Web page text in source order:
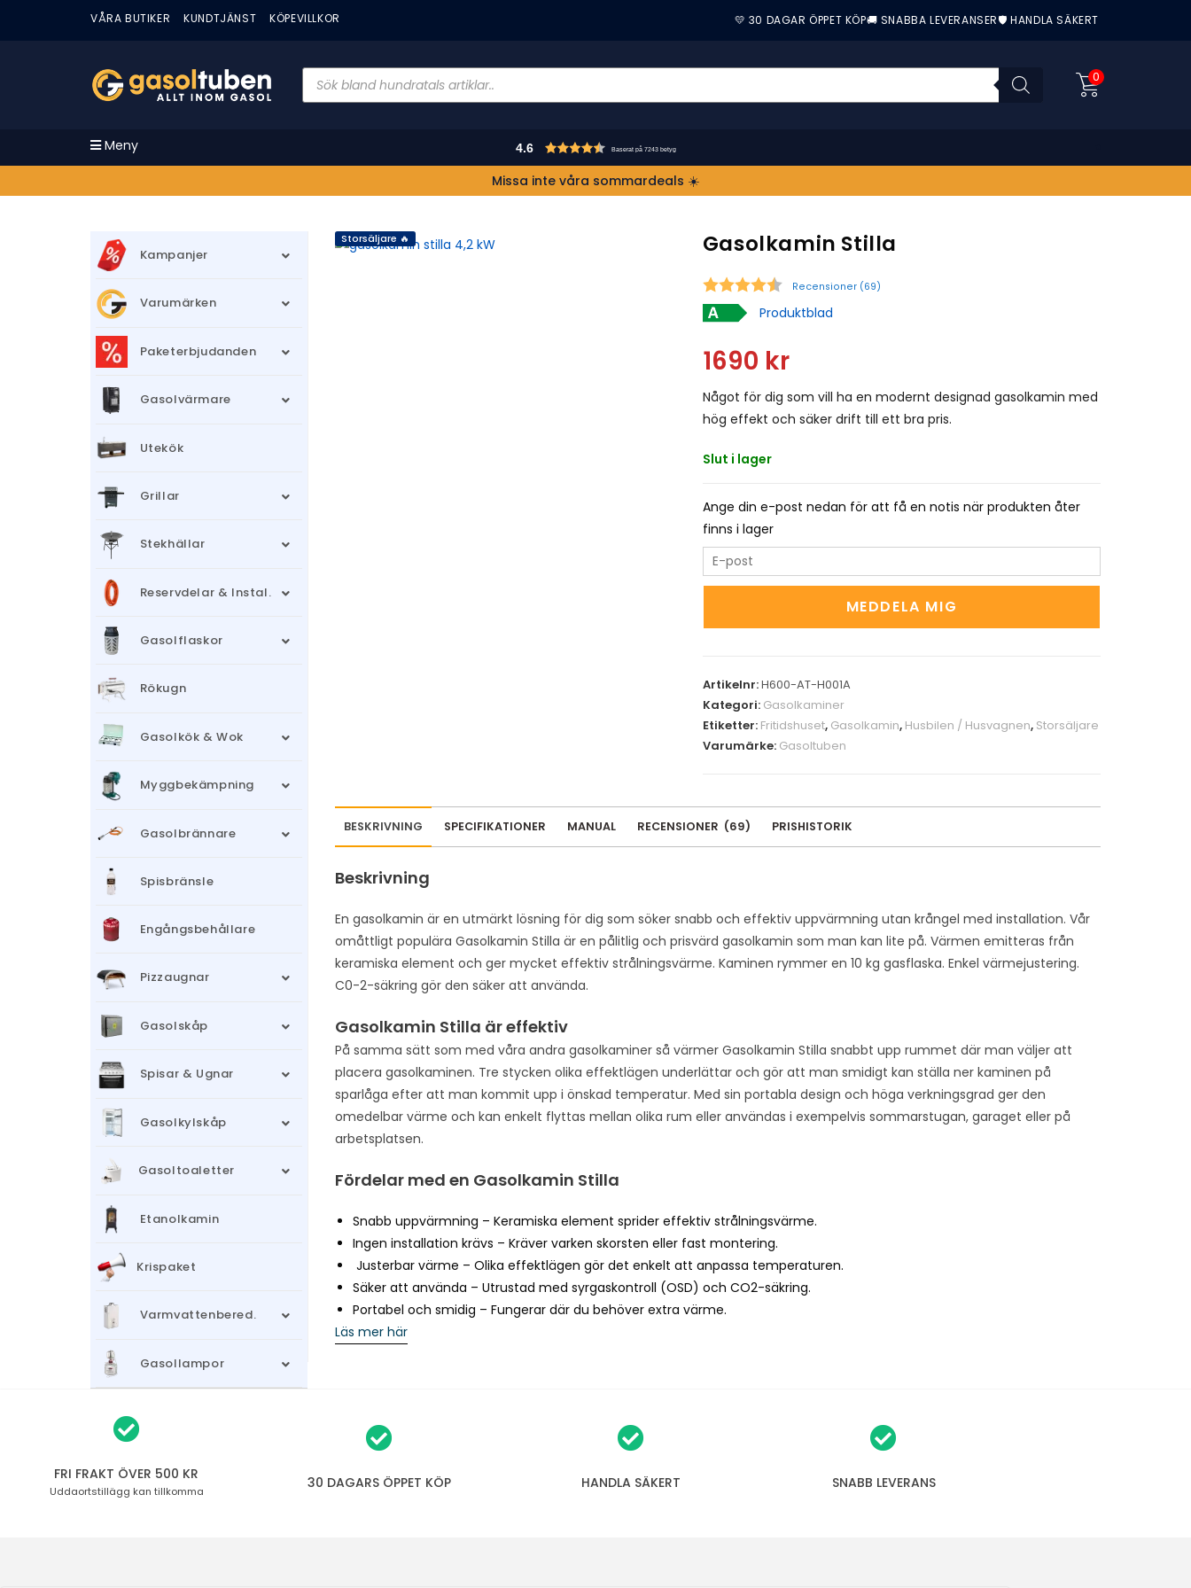
VÅRA BUTIKER KUNDTJÄNST KÖPEVILLKOR 💛 30 DAGAR ÖPPET KÖP🚚 SNABBA LEVERANSER🛡️ HANDLA SÄKERT
0
Meny 4.6 Baserat på 7243 betyg
Missa inte våra sommardeals ☀️
Storsäljare 🔥 Gasolkamin Stilla
Recensioner (69)
Produktblad
1690 kr
Något för dig som vill ha en modernt designad gasolkamin med
hög effekt och säker drift till ett bra pris.
Slut i lager
Ange din e-post nedan för att få en notis när produkten åter
finns i lager
n
o
u
r
e
i
l
d
r
o
j
o
i
w
a
i
t
l
MEDDELA MIG
Artikelnr:H600-AT-H001A
Kategori: Gasolkaminer
Etiketter: Fritidshuset, Gasolkamin, Husbilen / Husvagnen, Storsäljare
Varumärke: Gasoltuben
BESKRIVNING SPECIFIKATIONER MANUAL RECENSIONER (69) PRISHISTORIK
Beskrivning
En gasolkamin är en utmärkt lösning för dig som söker snabb och effektiv uppvärmning utan krångel med installation. Vår
omåttligt populära Gasolkamin Stilla är en pålitlig och prisvärd gasolkamin som man kan lite på. Värmen emitteras från
keramiska element och ger mycket effektiv strålningsvärme. Kaminen rymmer en 10 kg gasflaska. Enkel värmejustering.
C0-2-säkring gör den säker att använda.
Gasolkamin Stilla är effektiv
På samma sätt som med våra andra gasolkaminer så värmer Gasolkamin Stilla snabbt upp rummet där man väljer att
placera gasolkaminen. Tre stycken olika effektlägen underlättar och gör att man smidigt kan ställa ner kaminen på
sparlåga efter att man kommit upp i önskad temperatur. Med sin portabla design och höga verkningsgrad ger den
omedelbar värme och kan enkelt flyttas mellan olika rum eller användas i exempelvis sommarstugan, garaget eller på
arbetsplatsen.
Fördelar med en Gasolkamin Stilla
Snabb uppvärmning – Keramiska element sprider effektiv strålningsvärme.
Ingen installation krävs – Kräver varken skorsten eller fast montering.
Justerbar värme – Olika effektlägen gör det enkelt att anpassa temperaturen.
Säker att använda – Utrustad med syrgaskontroll (OSD) och CO2-säkring.
Portabel och smidig – Fungerar där du behöver extra värme.
Läs mer här
Kampanjer
Varumärken
Paketerbjudanden
Gasolvärmare
Utekök
Grillar
Stekhällar
Reservdelar & Instal.
Gasolflaskor
Rökugn
Gasolkök & Wok
Myggbekämpning
Gasolbrännare
Spisbränsle
Engångsbehållare
Pizzaugnar
Gasolskåp
Spisar & Ugnar
Gasolkylskåp
Gasoltoaletter
Etanolkamin
Krispaket
Varmvattenbered.
Gasollampor
FRI FRAKT ÖVER 500 KR
Uddaortstillägg kan tillkomma 30 DAGARS ÖPPET KÖP HANDLA SÄKERT SNABB LEVERANS